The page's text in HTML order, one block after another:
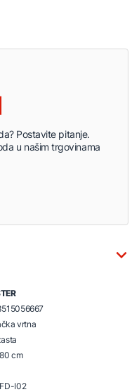
Postavite pitanje.
u našim trgovinama
vrtna
cm
I02